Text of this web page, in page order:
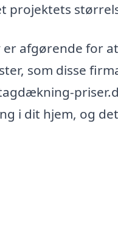
afgørende for
som disse
i dit hjem, og